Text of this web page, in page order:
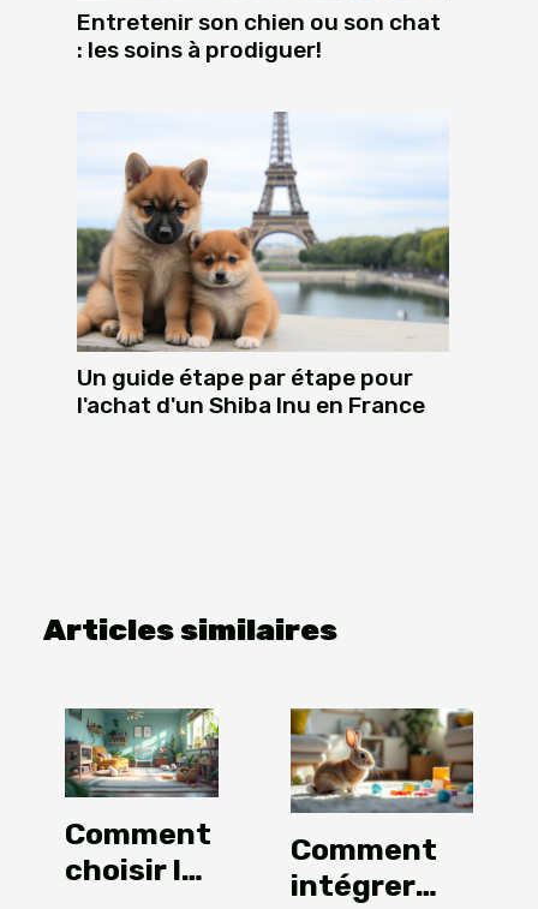
Entretenir son chien ou son chat
: les soins à prodiguer!
Un guide étape par étape pour
l'achat d'un Shiba Inu en France
Articles similaires
Comment
choisir le
Comment
intégrer